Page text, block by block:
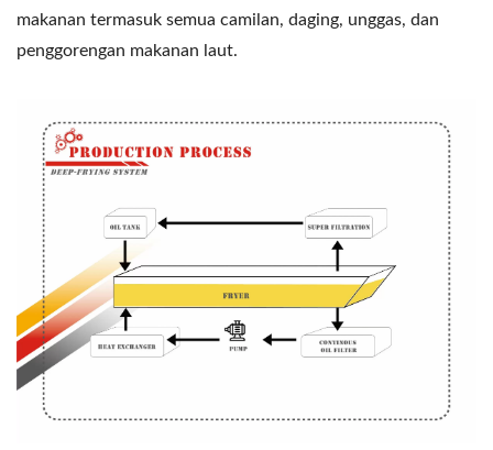
makanan termasuk semua camilan, daging, unggas, dan
penggorengan makanan laut.